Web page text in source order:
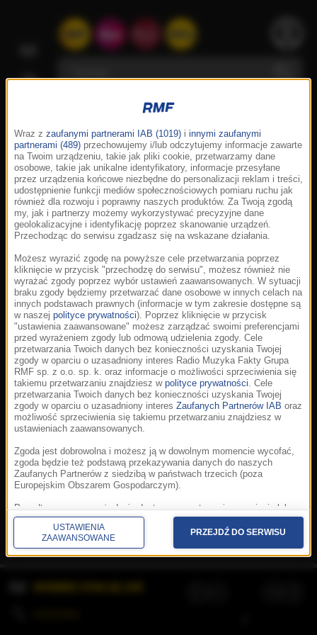
Korzystanie z portalu oznacza akceptację
Prywatność.Aplikacje.© 2026 Radio Muzyka
Fakty Grupa RMF sp. z o.o. sp. k.
Wraz z zaufanymi partnerami IAB (1019) i innymi zaufanymi
partnerami (489) przechowujemy i/lub odczytujemy informacje zawarte
na Twoim urządzeniu, takie jak pliki cookie, przetwarzamy dane
osobowe, takie jak unikalne identyfikatory, informacje przesyłane
przez urządzenia końcowe niezbędne do personalizacji reklam i treści,
udostępnienie funkcji mediów społecznościowych pomiaru ruchu jak
również dla rozwoju i poprawny naszych produktów. Za Twoją zgodą
my, jak i partnerzy możemy wykorzystywać precyzyjne dane
geolokalizacyjne i identyfikację poprzez skanowanie urządzeń.
Przechodząc do serwisu zgadzasz się na wskazane działania.
Możesz wyrazić zgodę na powyższe cele przetwarzania poprzez
kliknięcie w przycisk "przechodzę do serwisu", możesz również nie
wyrażać zgody poprzez wybór ustawień zaawansowanych. W sytuacji
braku zgody będziemy przetwarzać dane osobowe w innych celach na
innych podstawach prawnych (informacje w tym zakresie dostępne są
w naszej polityce prywatności). Poprzez kliknięcie w przycisk
"ustawienia zaawansowane" możesz zarządzać swoimi preferencjami
przed wyrażeniem zgody lub odmową udzielenia zgody. Cele
przetwarzania Twoich danych bez konieczności uzyskania Twojej
zgody w oparciu o uzasadniony interes Radio Muzyka Fakty Grupa
RMF sp. z o.o. sp. k. oraz informacje o możliwości sprzeciwienia się
takiemu przetwarzaniu znajdziesz w polityce prywatności. Cele
przetwarzania Twoich danych bez konieczności uzyskania Twojej
zgody w oparciu o uzasadniony interes Zaufanych Partnerów IAB oraz
możliwość sprzeciwienia się takiemu przetwarzaniu znajdziesz w
ustawieniach zaawansowanych.
Zgoda jest dobrowolna i możesz ją w dowolnym momencie wycofać,
zgoda będzie też podstawą przekazywania danych do naszych
Zaufanych Partnerów z siedzibą w państwach trzecich (poza
Europejskim Obszarem Gospodarczym).
Ponadto masz prawo żądania dostępu, sprostowania, usunięcia lub
ograniczenia przetwarzania danych, a także złożenia skargi do
Prezesa Urzędu Ochrony Danych Osobowych. W polityce prywatności
znajdziesz informacje jak wykonać swoje prawa. Szczegółowe
informacje na temat przetwarzania Twoich danych znajdują się w
USTAWIENIA
ZAAWANSOWANE
PRZEJDŹ DO SERWISU